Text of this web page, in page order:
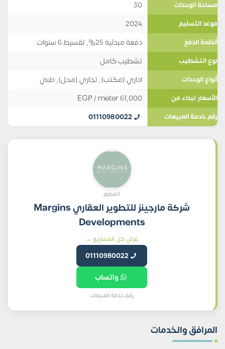
مساحة الوحدات 30
موعد التسليم 2024
أنظمة الدفع دفعة مبدئية 25%, تقسيط 6 سنوات
نوع التشطيب تشطيب كامل
أنواع الوحدات اداري (مكتب),تجاري (محل),طبي
الأسعار تبداء من 61,000
EGP/ meter
رقم خدمة المبيعات 01110980022
المطور
شركة مارجينز للتطوير العقاري Margins
Developments
عرض كل المشاريع →
01110980022
واتساب
رقم خدمة المبيعات
المرافق والخدمات